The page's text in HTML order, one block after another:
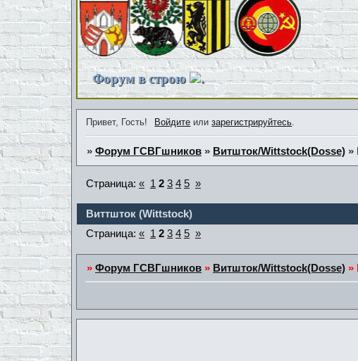
Форум в строю .
Привет, Гость! Войдите илизарегистрируйтесь.
»Форум ГСВГшников » Витшток/Wittstock(Dosse) »
Виттшток (Wittstock)
Страница:« 1 2 3 4 5 »
Страница:« 1 2 3 4 5 »
»Форум ГСВГшников » Витшток/Wittstock(Dosse) »